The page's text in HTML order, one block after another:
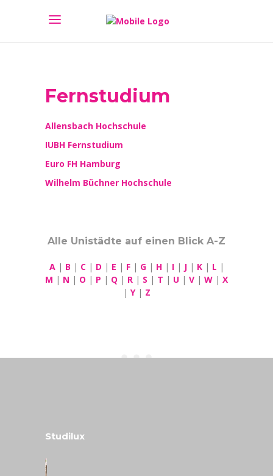
Fernstudium
Allensbach Hochschule
IUBH Fernstudium
Euro FH Hamburg
Wilhelm Büchner Hochschule
Alle Unistädte auf einen Blick A-Z
A| B | C| D | E | F| G| H| I| J| K| L |
M | N | O | P | Q | R | S | T | U | V | W | X
| Y| Z
Studilux